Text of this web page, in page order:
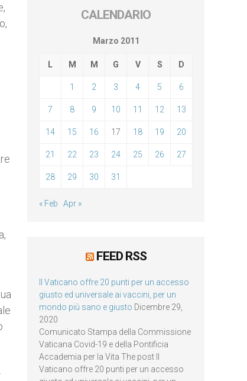
CALENDARIO
Marzo 2011
L M M G V S D
1 2 3 4 5 6
7 8 9 10 11 12 13
14 15 16 17 18 19 20
21 22 23 24 25 26 27
28 29 30 31
« Feb Apr »
FEED RSS
Il Vaticano offre 20 punti per un accesso
giusto ed universale ai vaccini, per un
mondo più sano e giusto Dicembre 29,
2020
Comunicato Stampa della Commissione
Vaticana Covid-19 e della Pontificia
Accademia per la Vita The post Il
Vaticano offre 20 punti per un accesso